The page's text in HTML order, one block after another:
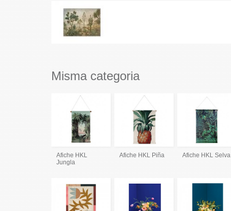
Misma categoria
Afiche HKL
Jungla
Afiche HKL Piña Afiche HKL Selva